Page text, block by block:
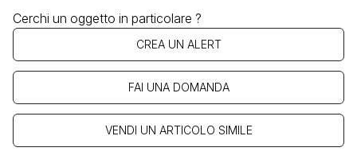
Cerchi un oggetto in particolare ?
CREA UN ALERT
FAI UNA DOMANDA
VENDI UN ARTICOLO SIMILE